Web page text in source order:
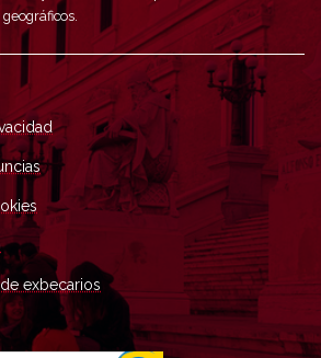
exbecarios